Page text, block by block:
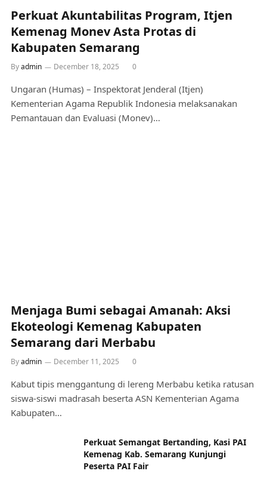
Perkuat Akuntabilitas Program, Itjen
Kemenag Monev Asta Protas di
Kabupaten Semarang
Byadmin December 18, 2025 0
Ungaran (Humas) – Inspektorat Jenderal (Itjen)
Kementerian Agama Republik Indonesia melaksanakan
Pemantauan dan Evaluasi (Monev)…
Menjaga Bumi sebagai Amanah: Aksi
Ekoteologi Kemenag Kabupaten
Semarang dari Merbabu
Byadmin December 11, 2025 0
Kabut tipis menggantung di lereng Merbabu ketika ratusan
siswa-siswi madrasah beserta ASN Kementerian Agama
Kabupaten…
Perkuat Semangat Bertanding, Kasi PAI
Kemenag Kab. Semarang Kunjungi
Peserta PAI Fair